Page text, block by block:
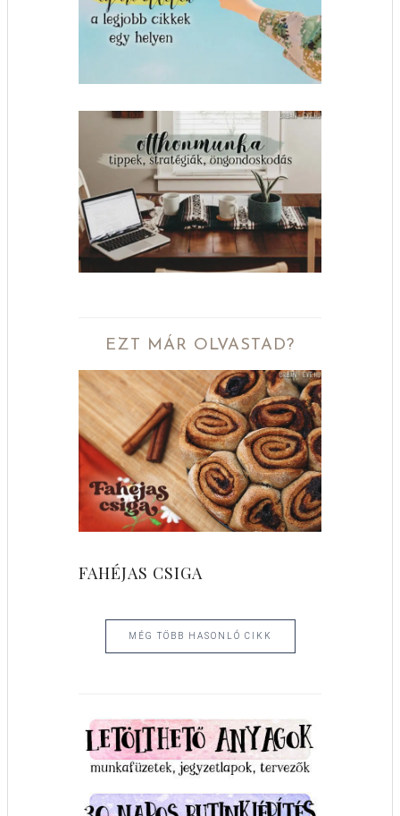
EZT MÁR OLVASTAD?
FAHÉJAS CSIGA
MÉG TÖBB HASONLÓ CIKK